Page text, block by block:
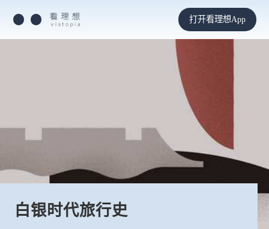
打开看理想App
白银时代旅行史